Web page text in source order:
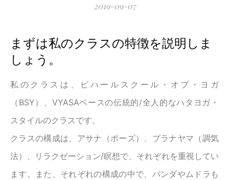
2019-09-07
まずは私のクラスの特徴を説明しま
しょう。
私のクラスは、ビハールスクール・オブ・ヨガ
（BSY）、VYASAベースの伝統的/全人的なハタヨガ・
スタイルのクラスです。
クラスの構成は、アサナ（ポーズ）、プラナヤマ（調気
法）、リラクゼーション/瞑想で、それぞれを重視してい
ます。また、それぞれの構成の中で、バンダやムドラも